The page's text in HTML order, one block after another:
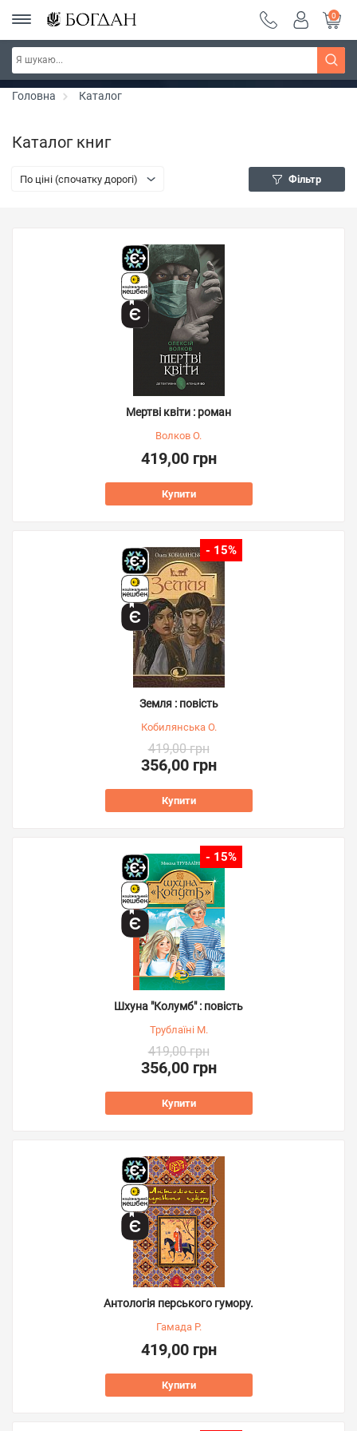
РОЗПРОДАЖ ~ 150 грн ~ 200 грн ~ 250 грн ~
300 грн ~ РОЗПРОДАЖ
Дізнатись більше
0
Головна Каталог
Каталог книг
По ціні (спочатку дорогі) Фільтр
Мертві квіти : роман
Волков О.
419,00 грн
Купити
- 15%
Земля : повість
Кобилянська О.
419,00 грн
356,00 грн
Купити
- 15%
Шхуна "Колумб" : повість
Трублаїні М.
419,00 грн
356,00 грн
Купити
Антологія перського гумору.
Гамада Р.
419,00 грн
Купити